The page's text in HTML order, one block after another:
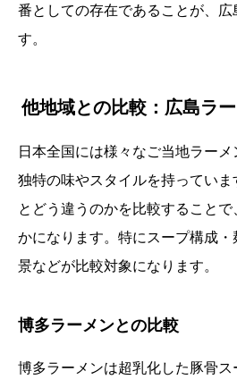
番としての存在であることが、
す。
他地域との比較：広島ラ
日本全国には様々なご当地ラー
独特の味やスタイルを持ってい
とどう違うのかを比較すること
かになります。特にスープ構成
景などが比較対象になります。
博多ラーメンとの比較
博多ラーメンは超乳化した豚骨